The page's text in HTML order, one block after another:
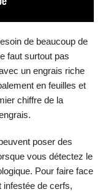
de beaucoup de
faut surtout pas
un engrais riche
en feuilles et
chiffre de la
poser des
vous détectez le
Pour faire face
infestée de cerfs,